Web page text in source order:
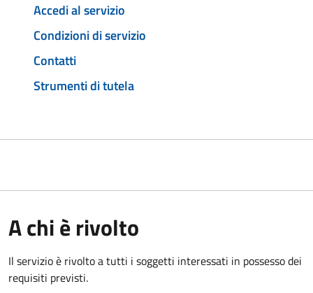
Accedi al servizio
Condizioni di servizio
Contatti
Strumenti di tutela
A chi è rivolto
Il servizio è rivolto a tutti i soggetti interessati in possesso dei
requisiti previsti.